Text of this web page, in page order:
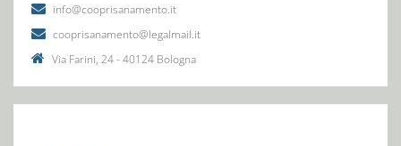
info@cooprisanamento.it
cooprisanamento@legalmail.it
Via Farini, 24 - 40124 Bologna